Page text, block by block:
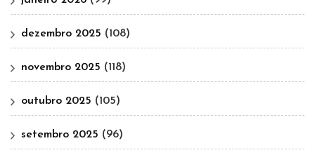
dezembro 2025 (108)
novembro 2025 (118)
outubro 2025 (105)
setembro 2025 (96)